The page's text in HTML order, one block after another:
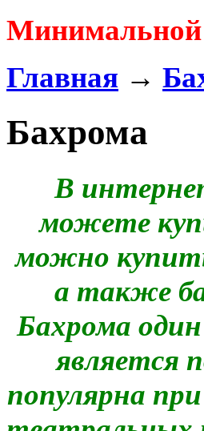
Минимальной
Главная →
Бахрома
В
можете
можно
а также
Бахрома
является
популярна